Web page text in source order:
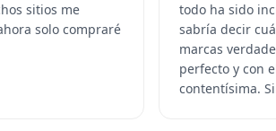
sitios me
solo compraré
todo ha sido
sabría decir
marcas
perfecto y con
contentísima.